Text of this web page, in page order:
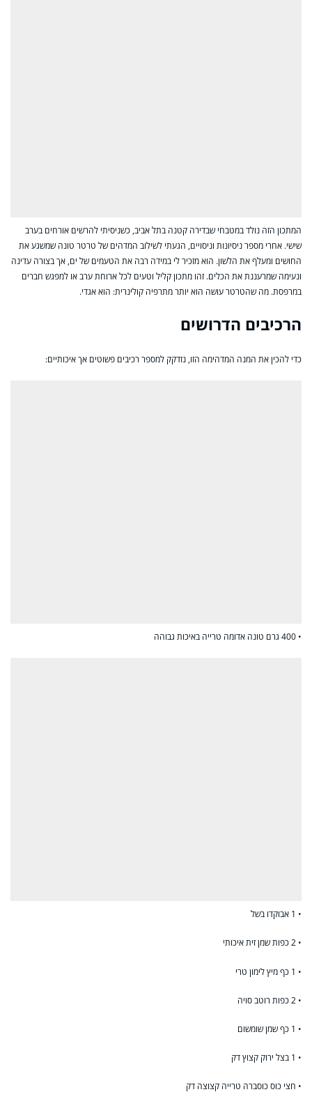
המתכון הזה נולד במטבחי שבדירה קטנה בתל אביב, כשניסיתי להרשים אורחים בערב
שישי. אחרי מספר ניסיונות וניסויים, הגעתי לשילוב המדהים של טרטר טונה שמשגע את
החושים ומעלף את הלשון. הוא מזכיר לי במידה רבה את הטעמים של ים, אך בצורה עדינה
ונעימה שמרעננת את הכלים. זהו מתכון קליל וטעים לכל ארוחת ערב או למפגש חברים
במרפסת. מה שהטרטר עושה הוא יותר מתרפיה קולינרית: הוא אגדי.
הרכיבים הדרושים
כדי להכין את המנה המדהימה הזו, נזדקק למספר רכיבים פשוטים אך איכותיים:
• 400 גרם טונה אדומה טרייה באיכות גבוהה
• 1 אבוקדו בשל
• 2 כפות שמן זית איכותי
• 1 כף מיץ לימון טרי
• 2 כפות רוטב סויה
• 1 כף שמן שומשום
• 1 בצל ירוק קצוץ דק
• חצי כוס כוסברה טרייה קצוצה דק